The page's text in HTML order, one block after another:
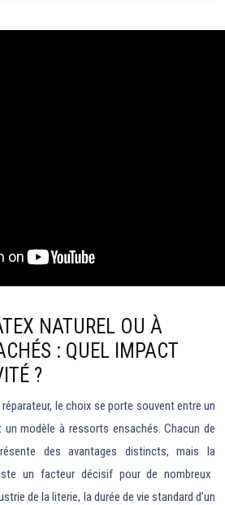
NATUREL OU À
: QUEL IMPACT
?
le choix se porte souvent entre un
modèle à ressorts ensachés. Chacun de
des avantages distincts, mais la
un facteur décisif pour de nombreux
de la literie, la durée de vie standard d’un